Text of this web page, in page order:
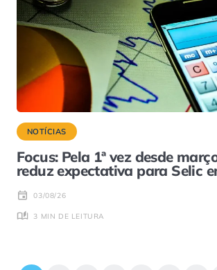
NOTÍCIAS
Focus: Pela 1ª vez desde
reduz expectativa para Selic
03/08/26
3 MIN DE LEITURA